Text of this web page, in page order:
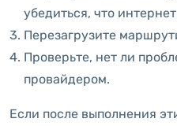
убедиться, что
Перезагрузите
Проверьте, нет ли
провайдером.
Если после выполнения